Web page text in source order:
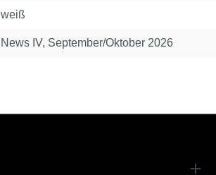
weiß
News IV, September/Oktober 2026